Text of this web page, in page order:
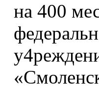
на 400